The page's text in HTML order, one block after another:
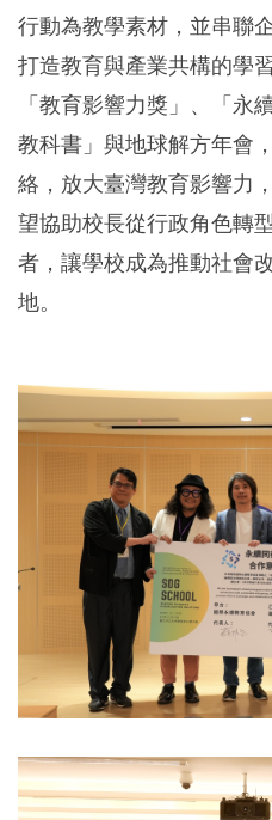
行動為教學素材，並串聯
打造教育與產業共構的學
「教育影響力獎」、「永
教科書」與地球解方年會
絡，放大臺灣教育影響力
望協助校長從行政角色轉
者，讓學校成為推動社會
地。